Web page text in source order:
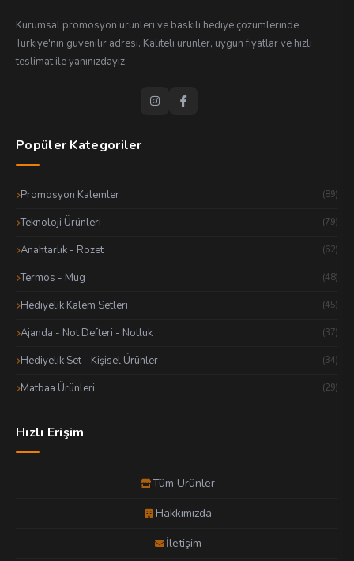
Kurumsal promosyon ürünleri ve baskılı hediye çözümlerinde
Türkiye'nin güvenilir adresi. Kaliteli ürünler, uygun fiyatlar ve hızlı
teslimat ile yanınızdayız.
Popüler Kategoriler
Promosyon Kalemler (89)
Teknoloji Ürünleri (79)
Anahtarlık - Rozet (62)
Termos - Mug (48)
Hediyelik Kalem Setleri (45)
Ajanda - Not Defteri - Notluk (37)
Hediyelik Set - Kişisel Ürünler (34)
Matbaa Ürünleri (29)
Hızlı Erişim
Tüm Ürünler
Hakkımızda
İletişim